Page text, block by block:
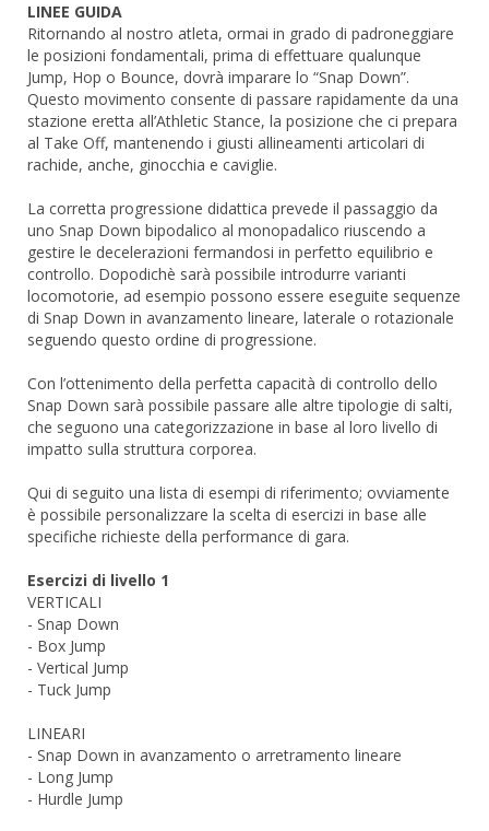
LINEE GUIDA
Ritornando al nostro atleta, ormai in grado di padroneggiare
le posizioni fondamentali, prima di effettuare qualunque
Jump, Hop o Bounce, dovrà imparare lo “Snap Down”.
Questo movimento consente di passare rapidamente da una
stazione eretta all’Athletic Stance, la posizione che ci prepara
al Take Off, mantenendo i giusti allineamenti articolari di
rachide, anche, ginocchia e caviglie.
La corretta progressione didattica prevede il passaggio da
uno Snap Down bipodalico al monopadalico riuscendo a
gestire le decelerazioni fermandosi in perfetto equilibrio e
controllo. Dopodichè sarà possibile introdurre varianti
locomotorie, ad esempio possono essere eseguite sequenze
di Snap Down in avanzamento lineare, laterale o rotazionale
seguendo questo ordine di progressione.
Con l’ottenimento della perfetta capacità di controllo dello
Snap Down sarà possibile passare alle altre tipologie di salti,
che seguono una categorizzazione in base al loro livello di
impatto sulla struttura corporea.
Qui di seguito una lista di esempi di riferimento; ovviamente
è possibile personalizzare la scelta di esercizi in base alle
specifiche richieste della performance di gara.
Esercizi di livello 1
VERTICALI
- Snap Down
- Box Jump
- Vertical Jump
- Tuck Jump
LINEARI
- Snap Down in avanzamento o arretramento lineare
- Long Jump
- Hurdle Jump